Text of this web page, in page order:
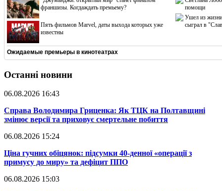
франшизы. Когдаждать премьему?
Пять фильмов Marvel, даты выхода которых уже
известны
помощи
Ушел из жизни
сыграл в
Ожидаемые премьеры в кинотеатрах
Останні новини
06.08.2026 16:43
​Справа Володимира Гриценка: Як ТЦК на Полтавщині
змінює версії та приховує смертельне побиття
06.08.2026 15:24
​Ціна гучних обіцянок: підсумки 40-денної «операції з
примусу до миру» та дефіцит ППО
06.08.2026 15:03